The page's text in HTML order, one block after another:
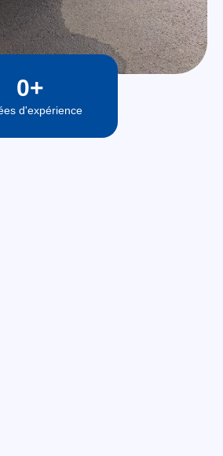
d'expérience
0+